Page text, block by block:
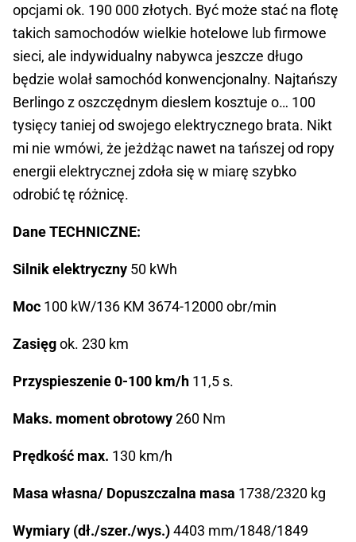
opcjami ok. 190 000 złotych. Być może stać na flotę
takich samochodów wielkie hotelowe lub firmowe
sieci, ale indywidualny nabywca jeszcze długo
będzie wolał samochód konwencjonalny. Najtańszy
Berlingo z oszczędnym dieslem kosztuje o… 100
tysięcy taniej od swojego elektrycznego brata. Nikt
mi nie wmówi, że jeżdżąc nawet na tańszej od ropy
energii elektrycznej zdoła się w miarę szybko
odrobić tę różnicę.
Dane TECHNICZNE:
Silnik elektryczny 50 kWh
Moc 100 kW/136 KM 3674-12000 obr/min
Zasięgok. 230 km
Przyspieszenie 0-100 km/h 11,5 s.
Maks. moment obrotowy260 Nm
Prędkość max. 130 km/h
Masa własna/ Dopuszczalna masa 1738/2320 kg
Wymiary (dł./szer./wys.)4403 mm/1848/1849